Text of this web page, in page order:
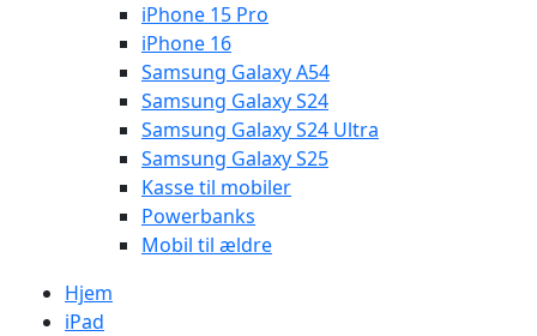
iPhone 15 Pro
iPhone 16
Samsung Galaxy A54
Samsung Galaxy S24
Samsung Galaxy S24 Ultra
Samsung Galaxy S25
Kasse til mobiler
Powerbanks
Mobil til ældre
Hjem
iPad